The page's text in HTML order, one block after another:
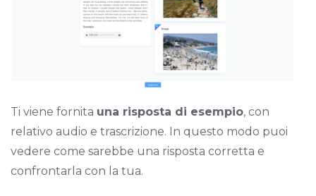
Ti viene fornita una risposta di esempio, con
relativo audio e trascrizione. In questo modo puoi
vedere come sarebbe una risposta corretta e
confrontarla con la tua.